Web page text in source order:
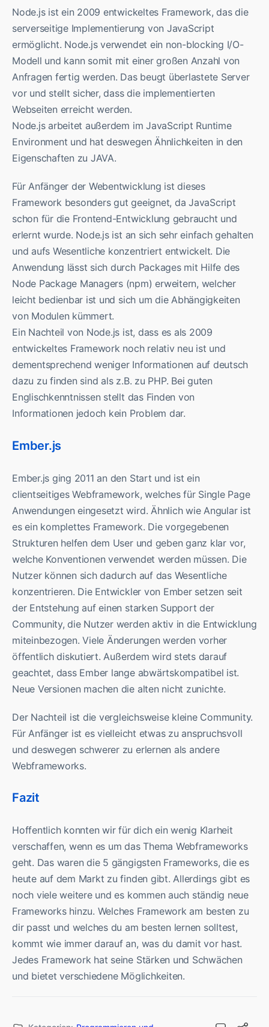
Node.js ist ein 2009 entwickeltes Framework, das die
serverseitige Implementierung von JavaScript
ermöglicht. Node.js verwendet ein non-blocking I/O-
Modell und kann somit mit einer großen Anzahl von
Anfragen fertig werden. Das beugt überlastete Server
vor und stellt sicher, dass die implementierten
Webseiten erreicht werden.
Node.js arbeitet außerdem im JavaScript Runtime
Environment und hat deswegen Ähnlichkeiten in den
Eigenschaften zu JAVA.
Für Anfänger der Webentwicklung ist dieses
Framework besonders gut geeignet, da JavaScript
schon für die Frontend-Entwicklung gebraucht und
erlernt wurde. Node.js ist an sich sehr einfach gehalten
und aufs Wesentliche konzentriert entwickelt. Die
Anwendung lässt sich durch Packages mit Hilfe des
Node Package Managers (npm) erweitern, welcher
leicht bedienbar ist und sich um die Abhängigkeiten
von Modulen kümmert.
Ein Nachteil von Node.js ist, dass es als 2009
entwickeltes Framework noch relativ neu ist und
dementsprechend weniger Informationen auf deutsch
dazu zu finden sind als z.B. zu PHP. Bei guten
Englischkenntnissen stellt das Finden von
Informationen jedoch kein Problem dar.
Ember.js
Ember.js ging 2011 an den Start und ist ein
clientseitiges Webframework, welches für Single Page
Anwendungen eingesetzt wird. Ähnlich wie Angular ist
es ein komplettes Framework. Die vorgegebenen
Strukturen helfen dem User und geben ganz klar vor,
welche Konventionen verwendet werden müssen. Die
Nutzer können sich dadurch auf das Wesentliche
konzentrieren. Die Entwickler von Ember setzen seit
der Entstehung auf einen starken Support der
Community, die Nutzer werden aktiv in die Entwicklung
miteinbezogen. Viele Änderungen werden vorher
öffentlich diskutiert. Außerdem wird stets darauf
geachtet, dass Ember lange abwärtskompatibel ist.
Neue Versionen machen die alten nicht zunichte.
Der Nachteil ist die vergleichsweise kleine Community.
Für Anfänger ist es vielleicht etwas zu anspruchsvoll
und deswegen schwerer zu erlernen als andere
Webframeworks.
Fazit
Hoffentlich konnten wir für dich ein wenig Klarheit
verschaffen, wenn es um das Thema Webframeworks
geht. Das waren die 5 gängigsten Frameworks, die es
heute auf dem Markt zu finden gibt. Allerdings gibt es
noch viele weitere und es kommen auch ständig neue
Frameworks hinzu. Welches Framework am besten zu
dir passt und welches du am besten lernen solltest,
kommt wie immer darauf an, was du damit vor hast.
Jedes Framework hat seine Stärken und Schwächen
und bietet verschiedene Möglichkeiten.